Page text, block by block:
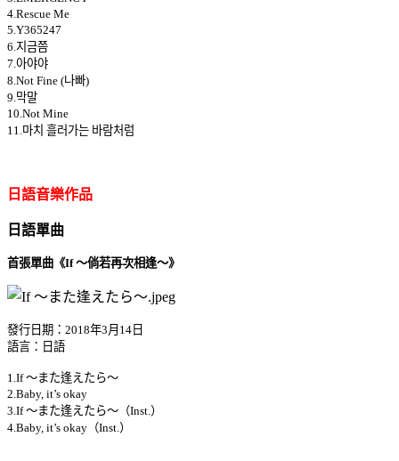
4.Rescue Me
5.Y365247
6.지금쯤
7.아야야
8.Not Fine (나빠)
9.막말
10.Not Mine
11.마치 흘러가는 바람처럼
日語音樂作品
日語單曲
首張單曲《If ～倘若再次相逢～》
發行日期：2018年3月14日
語言：日語
1.If ～また逢えたら～
2.Baby, it’s okay
3.If ～また逢えたら～（Inst.）
4.Baby, it’s okay（Inst.）